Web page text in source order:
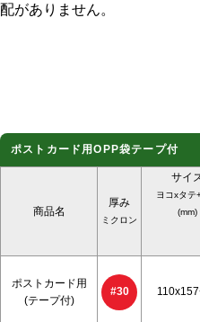
配がありません。
ポストカード用OPP袋テープ付
商品名
厚み
ミクロン
サイ
ヨコxタテ
(mm)
ポストカード用
(テープ付)
#30